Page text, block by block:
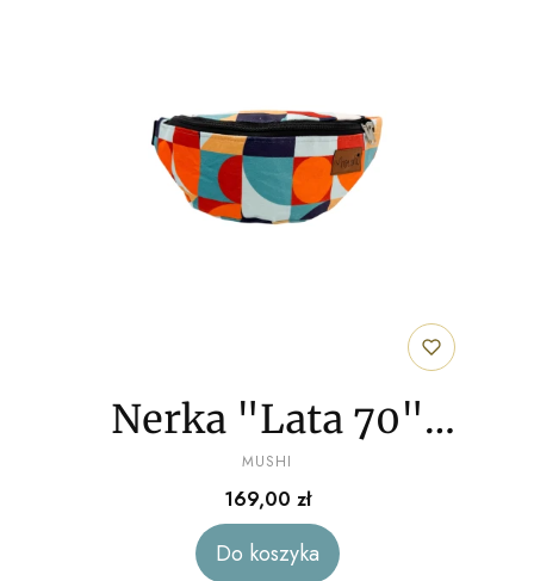
Nerka "Lata 70"
welur
PRODUCENT
MUSHI
Cena
169,00 zł
Do koszyka